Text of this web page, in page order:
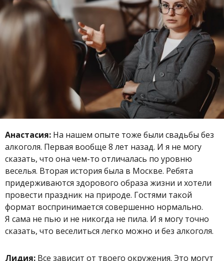
Анастасия: На нашем опыте тоже были свадьбы без
алкоголя. Первая вообще 8 лет назад. И я не могу
сказать, что она чем-то отличалась по уровню
веселья. Вторая история была в Москве. Ребята
придерживаются здорового образа жизни и хотели
провести праздник на природе. Гостями такой
формат воспринимается совершенно нормально.
Я сама не пью и не никогда не пила. И я могу точно
сказать, что веселиться легко можно и без алкоголя.
Лидия: Все зависит от твоего окружения. Это могут